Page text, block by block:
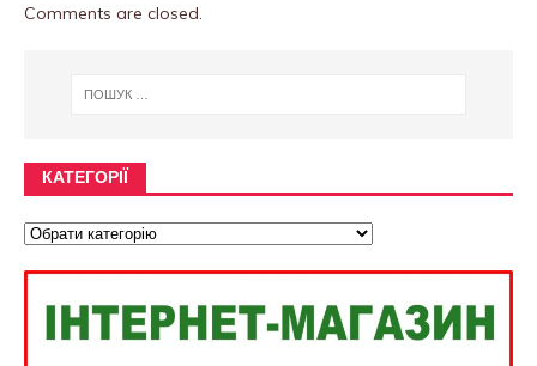
Comments are closed.
КАТЕГОРІЇ